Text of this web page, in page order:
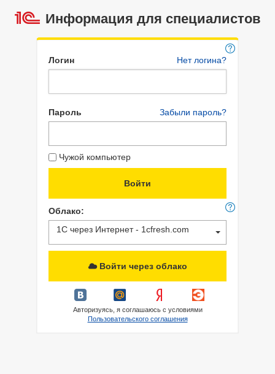
Информация для специалистов
Логин Нет логина?
Пароль Забыли пароль?
Чужой компьютер
Облако:
1С через Интернет - 1cfresh.com
Войти через облако
Авторизуясь, я соглашаюсь с условиями
Пользовательского соглашения